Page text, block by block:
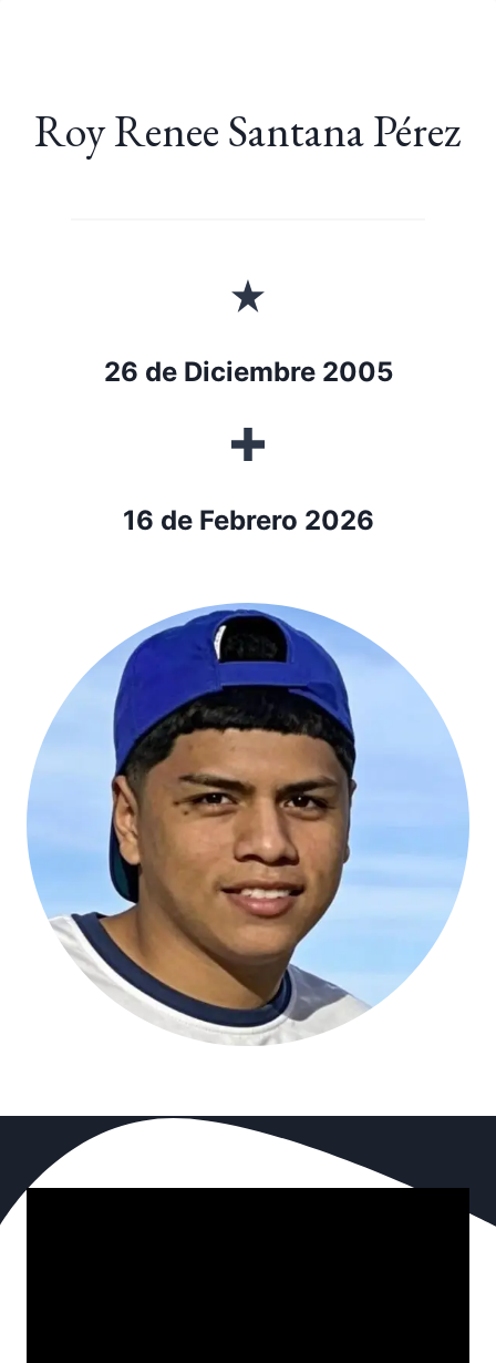
Roy Renee Santana Pérez
26 de Diciembre 2005
16 de Febrero 2026